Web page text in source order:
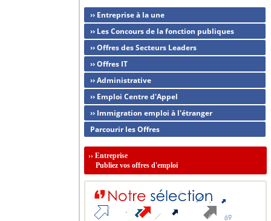
›› Entreprise à la une
›› Les Concours de la fonction publiques
›› Offres des Secteurs Leaders
›› Offres IT
›› Administrative
›› Emploi Centre d'Appel
›› Immigration emploi à l'étranger
Parcourir les Offres
›› Entreprise
Publiez vos offres d'emploi